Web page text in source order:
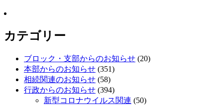
カテゴリー
ブロック・支部からのお知らせ (20)
本部からのお知らせ (351)
相続関連のお知らせ (58)
行政からのお知らせ (394)
新型コロナウイルス関連 (50)